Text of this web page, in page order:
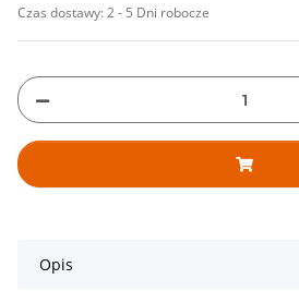
Czas dostawy:2 - 5 Dni robocze
Opis